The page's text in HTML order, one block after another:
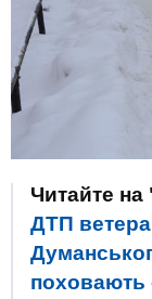
Читайте
ДТП
поховають